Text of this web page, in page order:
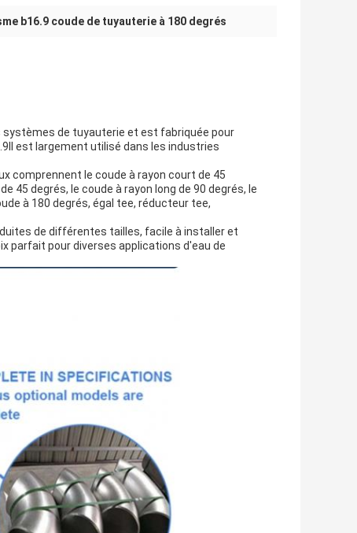
b16.9 coude de tuyauterie à 180 degrés
systèmes de tuyauterie et est fabriquée pour
est largement utilisé dans les industries
comprennent le coude à rayon court de 45
45 degrés, le coude à rayon long de 90 degrés, le
à 180 degrés, égal tee, réducteur tee,
de différentes tailles, facile à installer et
parfait pour diverses applications d'eau de